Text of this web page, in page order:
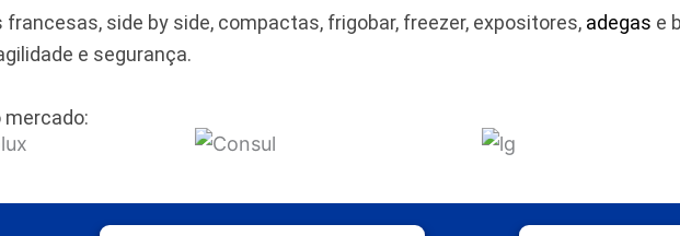
side by side, compactas, frigobar, freezer, expositores, adegas e
e segurança.